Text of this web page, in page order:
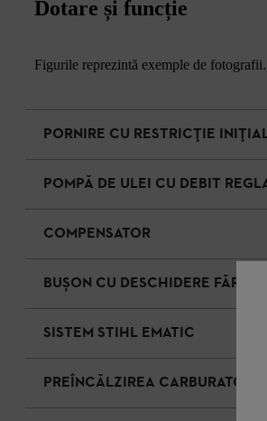
Dotare și funcție
Figurile reprezintă exemple de
PORNIRE CU RESTRICȚIE
POMPĂ DE ULEI CU DEBIT
COMPENSATOR
BUȘON CU DESCHIDERE FĂRĂ
SISTEM STIHL EMATIC
PREÎNCĂLZIREA